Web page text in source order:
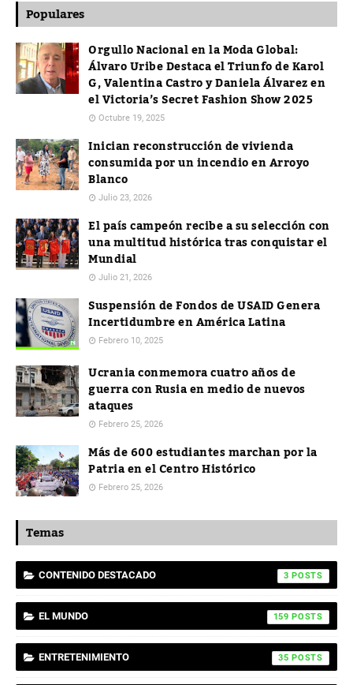
Populares
Orgullo Nacional en la Moda Global:
Álvaro Uribe Destaca el Triunfo de Karol
G, Valentina Castro y Daniela Álvarez en
el Victoria’s Secret Fashion Show 2025
Octubre 19, 2025
Inician reconstrucción de vivienda
consumida por un incendio en Arroyo
Blanco
Julio 23, 2026
El país campeón recibe a su selección con
una multitud histórica tras conquistar el
Mundial
Julio 21, 2026
Suspensión de Fondos de USAID Genera
Incertidumbre en América Latina
Febrero 10, 2025
Ucrania conmemora cuatro años de
guerra con Rusia en medio de nuevos
ataques
Febrero 25, 2026
Más de 600 estudiantes marchan por la
Patria en el Centro Histórico
Febrero 25, 2026
Temas
CONTENIDO DESTACADO 3
EL MUNDO 159
ENTRETENIMIENTO 35